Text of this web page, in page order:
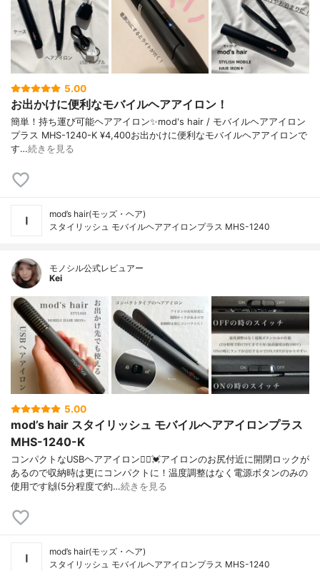
5.00
お出かけに便利なモバイルヘアアイロン！
簡単！持ち運び可能ヘアアイロン✨mod's hair / モバイルヘアアイロン
プラス MHS-1240-K ¥4,400お出かけに便利なモバイルヘアアイロンで
す…続きを見る
mod’s hair(モッズ・ヘア)
スタイリッシュ モバイルヘアアイロンプラス MHS-1240
モノシル公式レビュアー
Kei
5.00
mod’s hair スタイリッシュ モバイルヘアアイロンプラス
MHS-1240-K
コンパクトなUSBヘアアイロン🙆‍♀️💓アイロンのお尻付近に開閉ロックが
あるので収納時は更にコンパクトに！温度調整はなく電源ボタンのみの
使用です🙌(5分程度で約…続きを見る
mod’s hair(モッズ・ヘア)
スタイリッシュ モバイルヘアアイロンプラス MHS-1240